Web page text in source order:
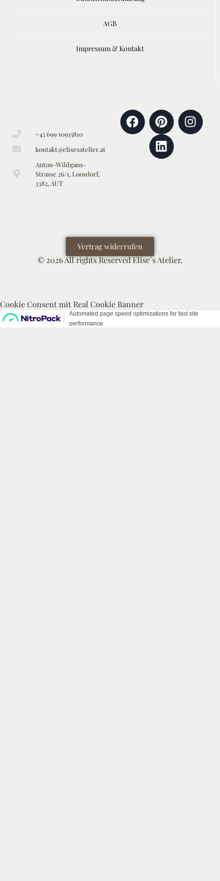
AGB
Impressum & Kontakt
+43 699 10915810
kontakt@elisesatelier.at
Anton-Wildgans-
Strasse 26/1, Loosdorf,
3382, AUT
Vertrag widerrufen
© 2026 All rights Reserved Elise´s Atelier.
Cookie Consent mit Real Cookie Banner